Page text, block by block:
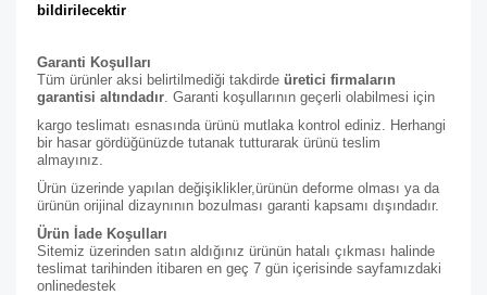
bildirilecektir
Garanti Koşulları
Tüm ürünler aksi belirtilmediği takdirde üretici firmaların
garantisi altındadır . Garanti koşullarının geçerli olabilmesi için
kargo teslimatı esnasında ürünü mutlaka kontrol ediniz. Herhangi
bir hasar gördüğünüzde tutanak tutturarak ürünü teslim
almayınız.
Ürün üzerinde yapılan değişiklikler,ürünün deforme olması ya da
ürünün orijinal dizaynının bozulması garanti kapsamı dışındadır.
Ürün İade Koşulları
Sitemiz üzerinden satın aldığınız ürünün hatalı çıkması halinde
teslimat tarihinden itibaren en geç 7 gün içerisinde sayfamızdaki
onlinedestek